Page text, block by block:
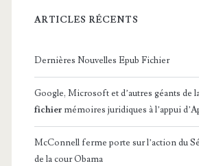
ARTICLES RÉCENTS
Dernières Nouvelles Epub Fichier
Google, Microsoft et d’autres géants de
fichier mémoires juridiques à l’appui
McConnell ferme porte sur l’action du
de la cour Obama